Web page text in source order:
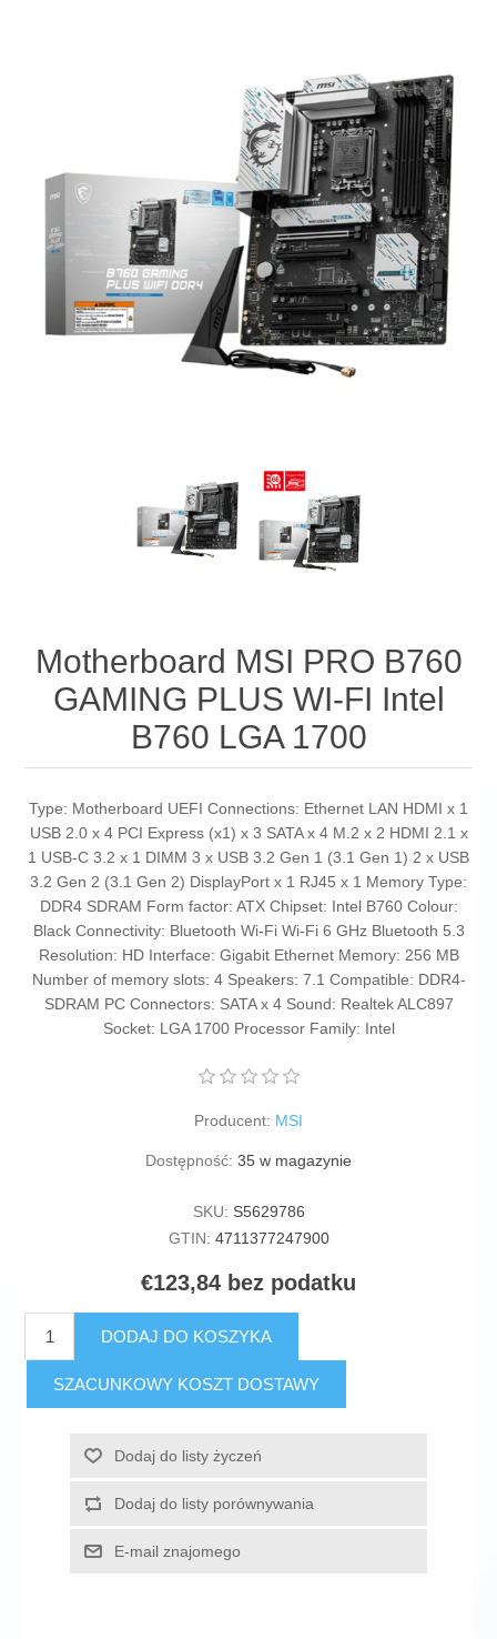
Motherboard MSI PRO B760
GAMING PLUS WI-FI Intel
B760 LGA 1700
Type: Motherboard UEFI Connections: Ethernet LAN HDMI x 1
USB 2.0 x 4 PCI Express (x1) x 3 SATA x 4 M.2 x 2 HDMI 2.1 x
1 USB-C 3.2 x 1 DIMM 3 x USB 3.2 Gen 1 (3.1 Gen 1) 2 x USB
3.2 Gen 2 (3.1 Gen 2) DisplayPort x 1 RJ45 x 1 Memory Type:
DDR4 SDRAM Form factor: ATX Chipset: Intel B760 Colour:
Black Connectivity: Bluetooth Wi-Fi Wi-Fi 6 GHz Bluetooth 5.3
Resolution: HD Interface: Gigabit Ethernet Memory: 256 MB
Number of memory slots: 4 Speakers: 7.1 Compatible: DDR4-
SDRAM PC Connectors: SATA x 4 Sound: Realtek ALC897
Socket: LGA 1700 Processor Family: Intel
Producent: MSI
Dostępność: 35 w magazynie
SKU: S5629786
GTIN: 4711377247900
€123,84 bez podatku
DODAJ DO KOSZYKA
SZACUNKOWY KOSZT DOSTAWY
Dodaj do listy życzeń
Dodaj do listy porównywania
E-mail znajomego